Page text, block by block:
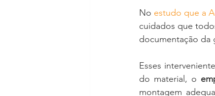
No estudo que a
cuidados que
documentação da
Esses
do material, o